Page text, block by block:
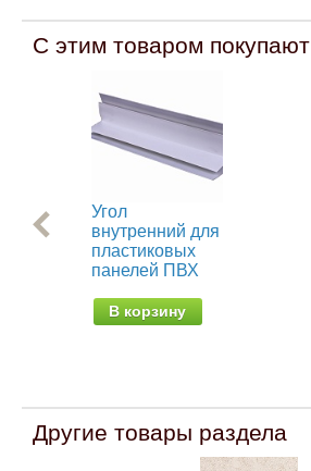
С этим товаром покупают
Угол
внутренний для
пластиковых
панелей ПВХ
В корзину
Другие товары раздела